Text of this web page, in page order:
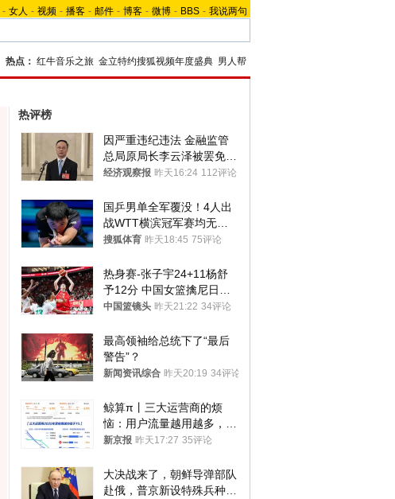
- 女人 - 视频 - 播客 - 邮件 - 博客 - 微博 - BBS - 我说两句
热点： 红牛音乐之旅 金立特约搜狐视频年度盛典 男人帮
热评榜
因严重违纪违法 金融监管
总局原局长李云泽被罢免全
国人大代表
经济观察报 昨天16:24 112评论
国乒男单全军覆没！4人出
战WTT横滨冠军赛均无缘
八强
搜狐体育 昨天18:45 75评论
热身赛-张子宇24+11杨舒
予12分 中国女篮擒尼日利
亚
中国篮镜头 昨天21:22 34评论
最高领袖给总统下了“最后
警告”？
新闻资讯综合 昨天20:19 34评论
鲸算π丨三大运营商的烦
恼：用户流量越用越多，收
入却越来越少
新京报 昨天17:27 35评论
大决战来了，朝鲜导弹部队
赴俄，普京新设特殊兵种，